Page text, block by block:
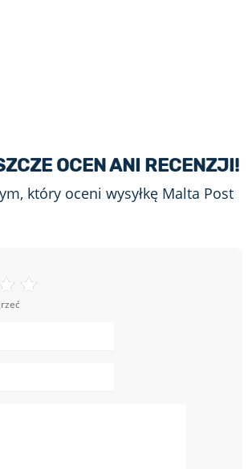
OCEN ANI RECENZJI!
który oceni wysyłkę Malta Post